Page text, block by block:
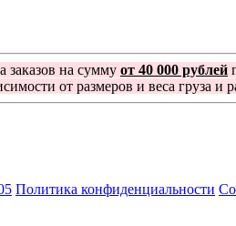
заказов на сумму от 40 000 рублей
от размеров и веса груза и
Политика конфиденциальности